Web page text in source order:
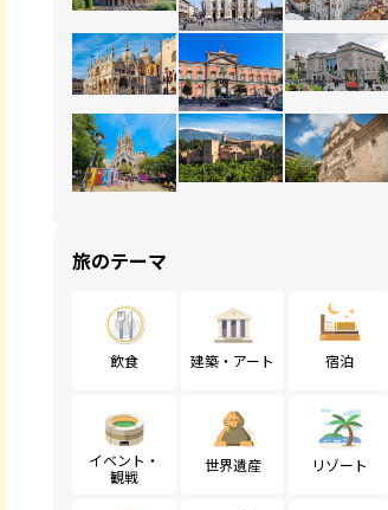
旅のテーマ
飲食 建築・アート 宿泊
イベント・
観戦
世界遺産 リゾート